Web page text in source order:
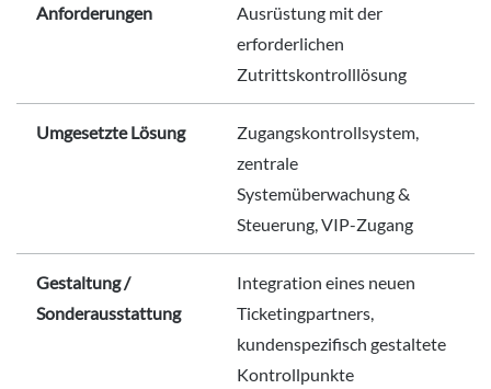
Anforderungen
Ausrüstung mit der
erforderlichen
Zutrittskontrolllösung
Umgesetzte Lösung
Zugangskontrollsystem,
zentrale
Systemüberwachung &
Steuerung, VIP-Zugang
Gestaltung /
Sonderausstattung
Integration eines neuen
Ticketingpartners,
kundenspezifisch gestaltete
Kontrollpunkte